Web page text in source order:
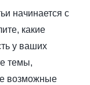
начинается с
какие
у ваших
темы,
возможные